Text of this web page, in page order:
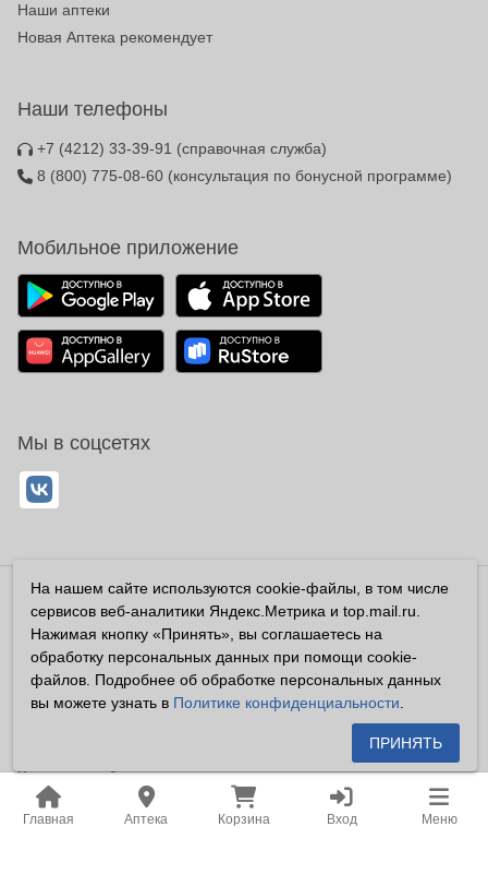
Главная Аптека Корзина Вход Меню
Наши аптеки
Новая Аптека рекомендует
Наши телефоны
+7 (4212) 33-39-91 (справочная служба)
8 (800) 775-08-60 (консультация по бонусной программе)
Мобильное приложение
Мы в соцсетях
Владелец сайта ООО «Суперфарма» ОГРН 1032700302194
Все права защищены ©2026
Информация, размещенная на данном сайте имеет
справочный характер, и не должна восприниматься
посетителями сайта как публичная оферта, предусмотренная
Владелец сайта устанавливает запрет на цитирование,
копирование и размещение информации, размещенной на
настоящем сайте newapteka.ru, включая информацию о
На нашем сайте используются cookie-файлы, в том числе
сервисов веб-аналитики Яндекс.Метрика и top.mail.ru.
Нажимая кнопку «Принять», вы соглашаетесь на
обработку персональных данных при помощи cookie-
файлов. Подробнее об обработке персональных данных
вы можете узнать в Политике конфиденциальности
ПРИНЯТЬ